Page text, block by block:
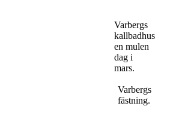
Varbergs
kallbadhus
en mulen
dag i
mars.
Varbergs
fästning.